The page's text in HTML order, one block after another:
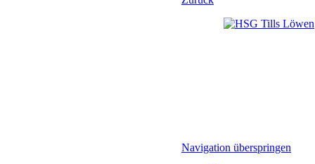
Navigation überspringen